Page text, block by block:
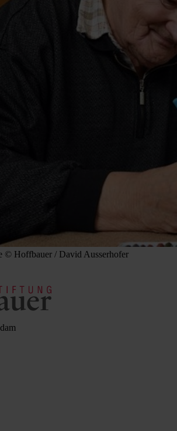
© Hoffbauer / David Ausserhofer